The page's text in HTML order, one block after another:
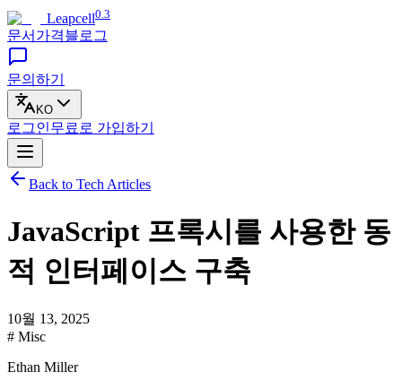
Leapcell0.3
문서 가격블로그
문의하기
KO
로그인무료로 가입하기
Back to Tech Articles
JavaScript 프록시를 사용한 동
적 인터페이스 구축
10월 13, 2025
# Misc
Ethan Miller